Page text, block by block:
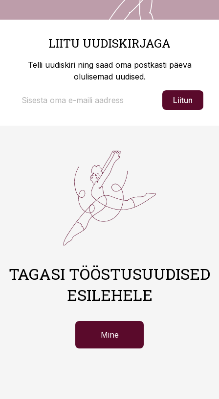
LIITU UUDISKIRJAGA
Telli uudiskiri ning saad oma postkasti päeva
olulisemad uudised.
Liitun
TAGASI TÖÖSTUSUUDISED
ESILEHELE
Mine